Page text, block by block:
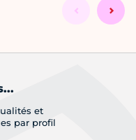
et
par profil